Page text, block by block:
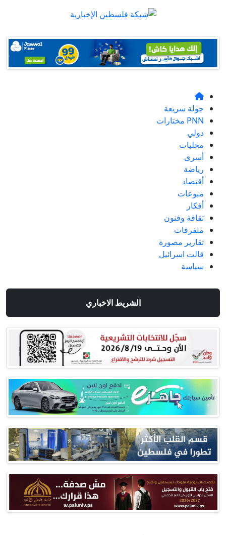
جولة سريعة
PNN مختارات
دولي
محليات
أسرى
رياضة
أقتصاد
منوعات
أفكار
ثقافة وفنون
متفرقات
تقارير مصورة
قالت اسرائيل
سياسة
الشريط الاخباري